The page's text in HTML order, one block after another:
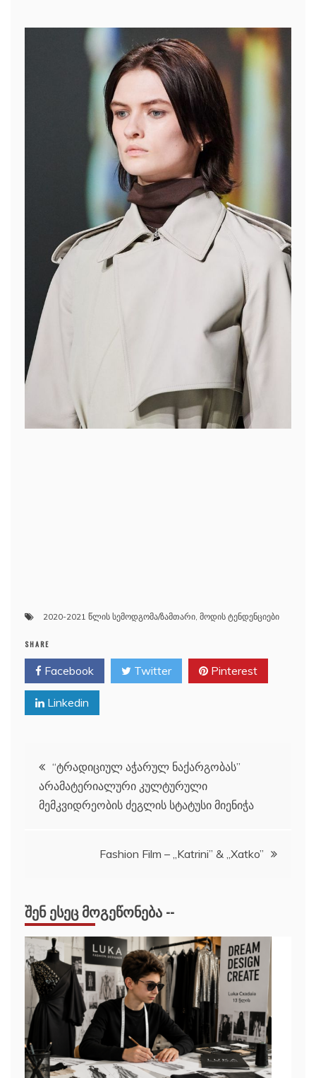
2020-2021 წლის სემოდგომა/ზამთარი მოდის ტენდენციები
SHARE
Facebook Twitter Pinterest
Linkedin
პოსტის
ნავიგაცია
“ტრადიციულ აჭარულ ნაქარგობას”
არამატერიალური კულტურული
მემკვიდრეობის ძეგლის სტატუსი მიენიჭა
Fashion Film – ,,Katrini” & ,,Xatko”
ᲨᲔᲜ ᲔᲡᲔᲪ ᲛᲝᲒᲔᲬᲝᲜᲔᲑᲐ --